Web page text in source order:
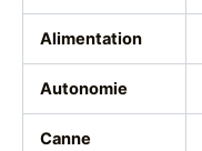
Alimentation
Autonomie
Canne